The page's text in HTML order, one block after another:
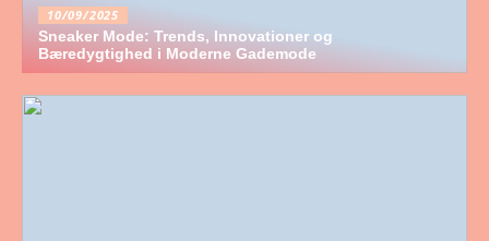
10/09/2025
Sneaker Mode: Trends, Innovationer og
Bæredygtighed i Moderne Gademode